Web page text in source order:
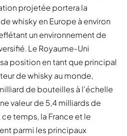
projetée portera la
whisky en Europe à environ
un environnement de
Le Royaume-Uni
position en tant que principal
de whisky au monde,
de bouteilles à l'échelle
valeur de 5,4 milliards de
temps, la France et le
parmi les principaux